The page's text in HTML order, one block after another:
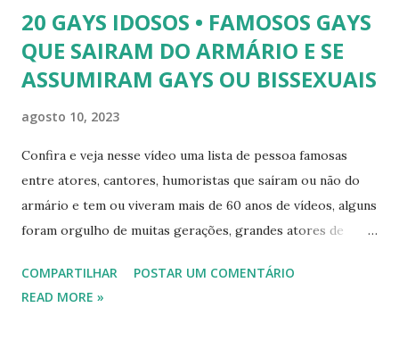
20 GAYS IDOSOS • FAMOSOS GAYS
QUE SAIRAM DO ARMÁRIO E SE
ASSUMIRAM GAYS OU BISSEXUAIS
agosto 10, 2023
Confira e veja nesse vídeo uma lista de pessoa famosas
entre atores, cantores, humoristas que saíram ou não do
armário e tem ou viveram mais de 60 anos de vídeos, alguns
foram orgulho de muitas gerações, grandes atores de
foram gays, bissexuais ou algo mais. 20 GAYS IDOSOS •
FAMOSOS GAYS QUE SAIRAM DO ARMÁRIO E SE
COMPARTILHAR
POSTAR UM COMENTÁRIO
READ MORE »